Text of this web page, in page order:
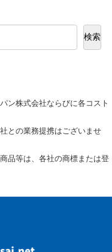
検索
ン株式会社ならびに各コスト
との業務提携はございませ
品等は、各社の商標または登